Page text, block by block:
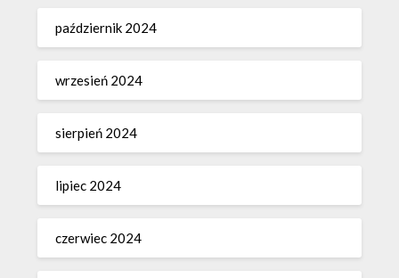
październik 2024
wrzesień 2024
sierpień 2024
lipiec 2024
czerwiec 2024